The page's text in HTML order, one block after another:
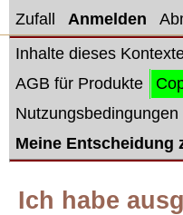
Zufall
Anmelden
Inhalte dieses
AGB für Produkte
Nutzungsbedingungen
Meine Entscheidung
Ich habe